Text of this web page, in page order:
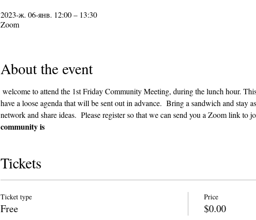
2023-ж. 06-янв. 12:00 – 13:30
Zoom
About the event
have a loose agenda that will be sent out in advance.  Bring a sandwich and stay
network and share ideas.  Please register so that we can send you a Zoom link to
community is
Tickets
Ticket type
Free
Price
$0.00